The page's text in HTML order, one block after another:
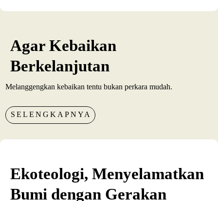
Agar Kebaikan
Berkelanjutan
Melanggengkan kebaikan tentu bukan perkara mudah.
SELENGKAPNYA
Ekoteologi, Menyelamatkan
Bumi dengan Gerakan